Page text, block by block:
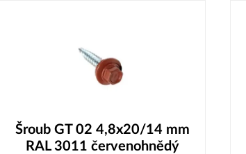
Šroub GT 02 4,8x20/14 mm
RAL 3011 červenohnědý